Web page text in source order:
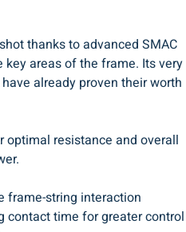
thanks to advanced SMAC
areas of the frame. Its very
already proven their worth
resistance and overall
frame-string interaction
contact time for greater control